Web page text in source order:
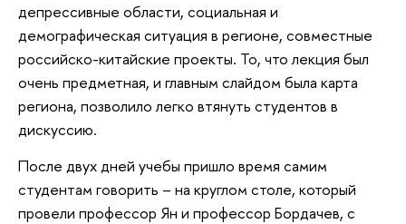
депрессивные области, социальная и
демографическая ситуация в регионе, совместные
российско-китайские проекты. То, что лекция был
очень предметная, и главным слайдом была карта
региона, позволило легко втянуть студентов в
дискуссию.
После двух дней учебы пришло время самим
студентам говорить – на круглом столе, который
провели профессор Ян и профессор Бордачев, с